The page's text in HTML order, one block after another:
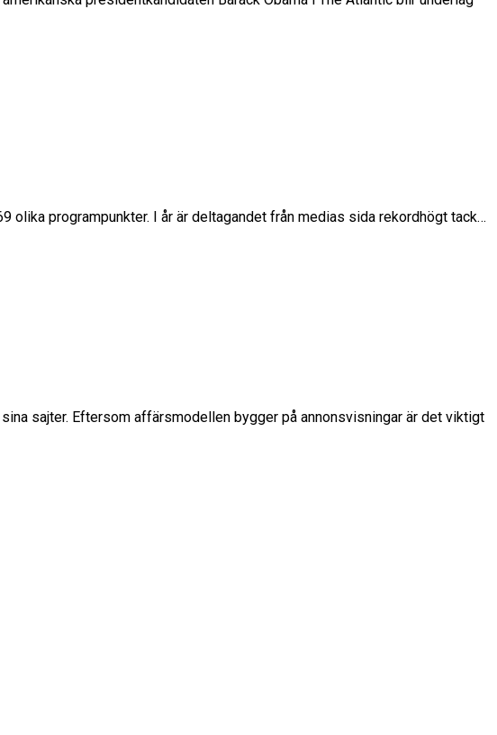
olika programpunkter. I år är deltagandet från medias sida rekordhögt tack…
sajter. Eftersom affärsmodellen bygger på annonsvisningar är det viktigt